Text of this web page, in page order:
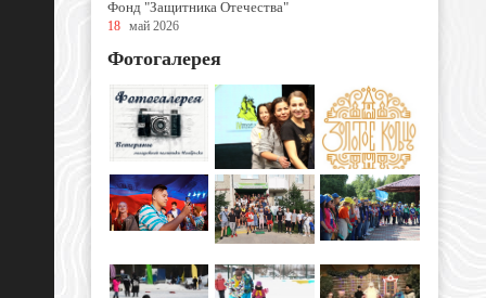
Фонд "Защитника Отечества"
18 май 2026
Фотогалерея